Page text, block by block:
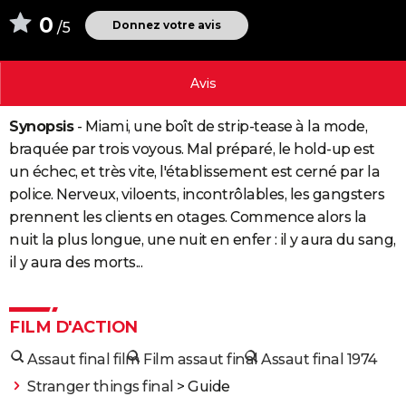
Destinations
City break
Voyage nature
Voyage de noces
Forum
Climat
+
PHOTO
GUIDES D'ACHAT
CARTE DE VOEUX
Carte de Noël
Carte Bonne année
Carte Saint-Valentin
Carte Pâques
Carte d'anniversaire
DICTIONNAIRE
Dictionnaire
Biographies
Citations
Expressions
Proverbes
COPAINS D'AVANT
S'inscrire
Se connecter
Lycées
Collèges
Primaires
Universités
Entreprises
Service militaire
Avis de recherche
FORUM
Bricolage
Lifestyle
Culture
Sport
Auto
Television
Voyage
Cinema
0 /5 Donnez votre avis
Avis
Synopsis- Miami, une boît de strip-tease à la mode,
braquée par trois voyous. Mal préparé, le hold-up est
un échec, et très vite, l'établissement est cerné par la
police. Nerveux, viloents, incontrôlables, les gangsters
prennent les clients en otages. Commence alors la
nuit la plus longue, une nuit en enfer : il y aura du sang,
il y aura des morts...
FILM D'ACTION
Assaut final film Film assaut final Assaut final 1974
Stranger things final > Guide